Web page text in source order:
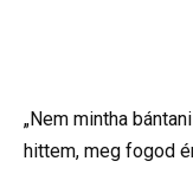
„Nem mintha
hittem, meg fogod